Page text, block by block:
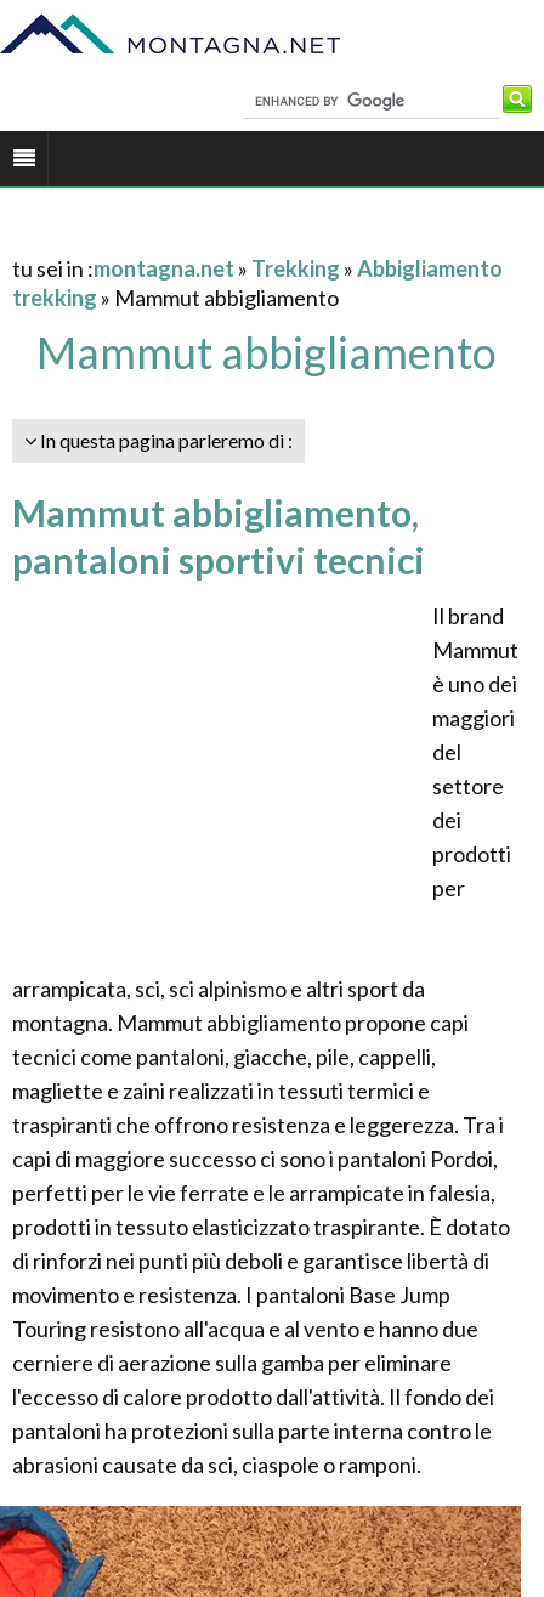
tu sei in :montagna.net » Trekking »Abbigliamento
trekking » Mammut abbigliamento
Mammut abbigliamento
In questa pagina parleremo di :
Mammut abbigliamento,
pantaloni sportivi tecnici
Il brand
Mammut
è uno dei
maggiori
del
settore
dei
prodotti
per
arrampicata, sci, sci alpinismo e altri sport da
montagna. Mammut abbigliamento propone capi
tecnici come pantaloni, giacche, pile, cappelli,
magliette e zaini realizzati in tessuti termici e
traspiranti che offrono resistenza e leggerezza. Tra i
capi di maggiore successo ci sono i pantaloni Pordoi,
perfetti per le vie ferrate e le arrampicate in falesia,
prodotti in tessuto elasticizzato traspirante. È dotato
di rinforzi nei punti più deboli e garantisce libertà di
movimento e resistenza. I pantaloni Base Jump
Touring resistono all'acqua e al vento e hanno due
cerniere di aerazione sulla gamba per eliminare
l'eccesso di calore prodotto dall'attività. Il fondo dei
pantaloni ha protezioni sulla parte interna contro le
abrasioni causate da sci, ciaspole o ramponi.